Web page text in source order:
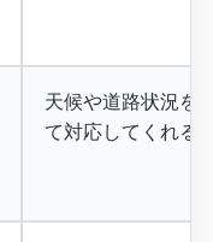
天候や道路状況を
て対応してくれる